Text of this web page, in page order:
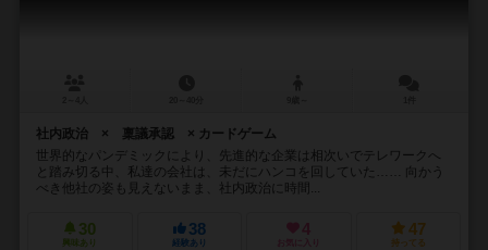
社内政治 × 稟議承認 × カードゲーム
世界的なパンデミックにより、先進的な企業は相次いでテレワークへ
と踏み切る中、私達の会社は、未だにハンコを回していた…… 向かう
べき他社の姿も見えないまま、社内政治に時間...
30
興味あり
38
経験あり
4
お気に入り
47
持ってる